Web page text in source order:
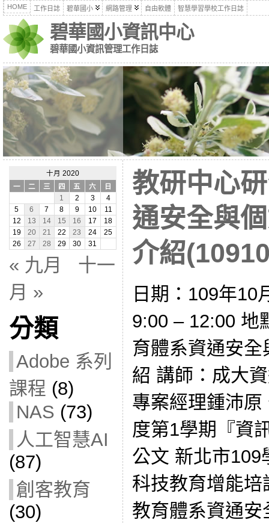
HOME 工作日誌 碧華國小 網路管理 自由軟體 智慧學習學校工作日誌
碧華國小資訊中心
碧華國小資訊管理工作日誌
十月 2020
一
二 三 四 五 六
日
1
2 3
4
5
6 7 8 9 10
11
12
13 14 15 16 17
18
19
20 21 22 23 24
25
26
27 28 29 30 31
« 九月
十一
月 »
分類
Adobe 系列
課程 (8)
NAS (73)
人工智慧AI
(87)
創客教育
(30)
教研中心
通安全與
介紹
日期：109年10
9:00 – 12:00 地
育體系資通安
紹 講師：成大
專案經理鍾沛
度第1學期『資
公文 新北市109
科技教育增能
教育體系資通